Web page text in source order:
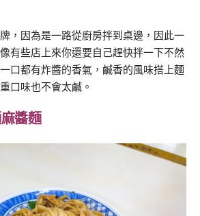
，因為是一路從廚房拌到桌邊，因此一
有些店上來你還要自己趕快拌一下不然
口都有炸醬的香氣，鹹香的風味搭上麵
口味也不會太鹹。
醬麵